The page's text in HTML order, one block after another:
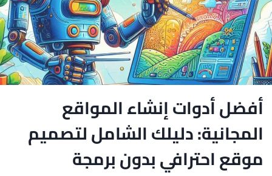
أفضل أدوات إنشاء المواقع
المجانية: دليلك الشامل لتصميم
موقع احترافي بدون برمجة